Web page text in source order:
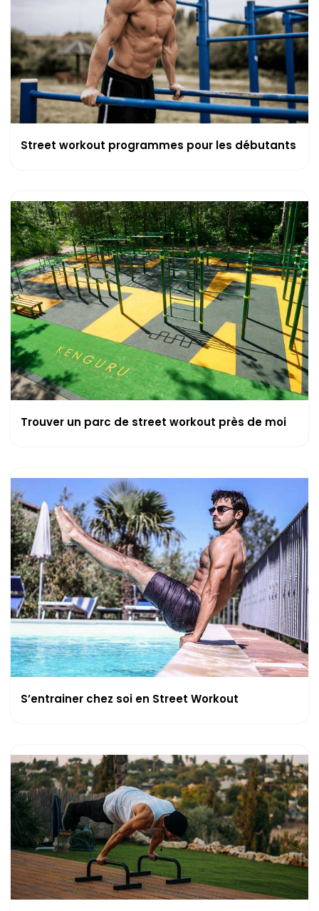
Street workout programmes pour les débutants
Trouver un parc de street workout près de moi
S’entrainer chez soi en Street Workout